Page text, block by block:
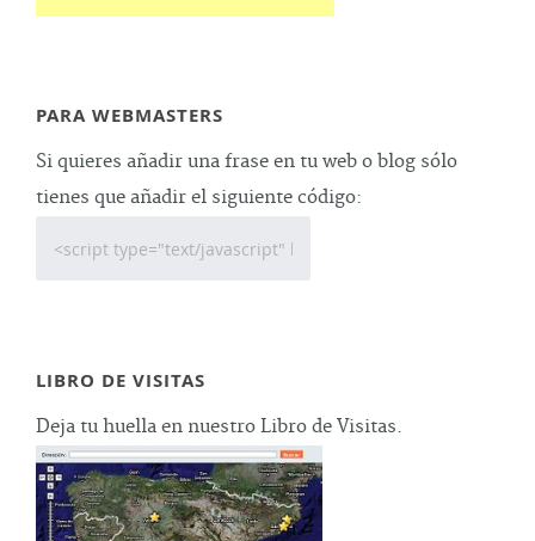
PARA WEBMASTERS
Si quieres añadir una frase en tu web o blog sólo
tienes que añadir el siguiente código:
LIBRO DE VISITAS
Deja tu huella en nuestro Libro de Visitas.